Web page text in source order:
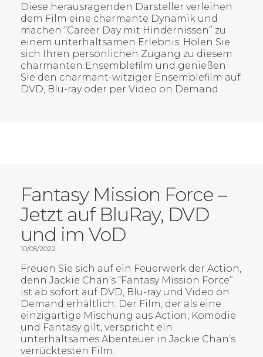
Diese herausragenden Darsteller verleihen
dem Film eine charmante Dynamik und
machen “Career Day mit Hindernissen” zu
einem unterhaltsamen Erlebnis. Holen Sie
sich Ihren persönlichen Zugang zu diesem
charmanten Ensemblefilm und genießen
Sie den charmant-witziger Ensemblefilm auf
DVD, Blu-ray oder per Video on Demand.
Fantasy Mission Force –
Jetzt auf BluRay, DVD
und im VoD
10/05/2022
Freuen Sie sich auf ein Feuerwerk der Action,
denn Jackie Chan’s “Fantasy Mission Force”
ist ab sofort auf DVD, Blu-ray und Video on
Demand erhältlich. Der Film, der als eine
einzigartige Mischung aus Action, Komödie
und Fantasy gilt, verspricht ein
unterhaltsames Abenteuer in Jackie Chan’s
verrücktesten Film.